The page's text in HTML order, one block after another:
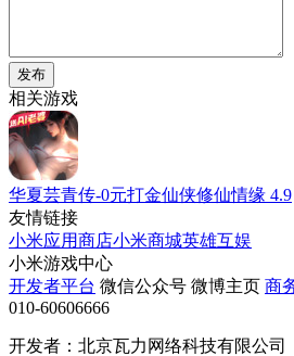
发布
相关游戏
华夏芸青传-0元打金仙侠修仙情缘 4.9
友情链接
小米应用商店小米商城英雄互娱
小米游戏中心
开发者平台 微信公众号 微博主页 商
010-60606666
开发者：北京瓦力网络科技有限公司